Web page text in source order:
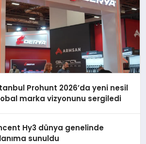
Prohunt 2026’da yeni nesil
marka vizyonunu sergiledi
Hy3 dünya genelinde
sunuldu